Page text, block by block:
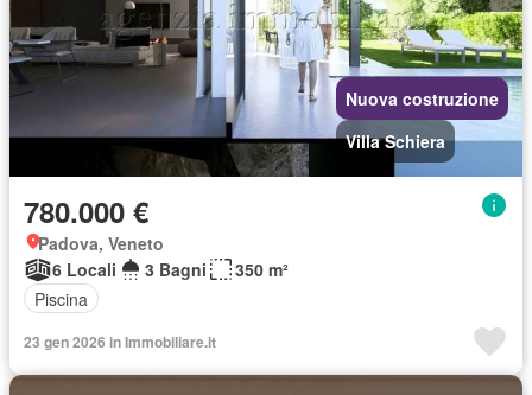
Nuova costruzione
Villa Schiera
780.000 €
Padova, Veneto
6 Locali
3 Bagni
350 m²
Piscina
23 gen 2026 in Immobiliare.it